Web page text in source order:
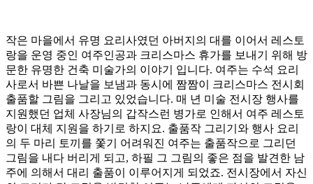
작은 마을에서 유명 요리사였던 아버지의 대를 이어서 레스토
랑을 운영 중인 여주인공과 크리스마스 휴가를 보내기 위해 방
문한 유명한 건축 미술가의 이야기 입니다. 여주는 수석 요리
사로서 바쁜 나날을 보냄과 동시에 짬짬이 크리스마스 전시회
출품할 그림을 그리고 있었습니다. 매 년 미술 전시장 행사를
지원했던 업체 사장님의 갑작스런 병가로 인해서 여주 레스토
랑이 대체 지원을 하기로 하지요. 출품작 그리기와 행사 요리
의 두 마리 토끼를 쫓기 어려워진 여주는 출품작으로 그리던
그림을 내다 버리게 되고, 하필 그 그림의 좋은 점을 발견한 남
주에 의해서 대리 출품이 이루어지게 되었죠. 전시장에서 자신